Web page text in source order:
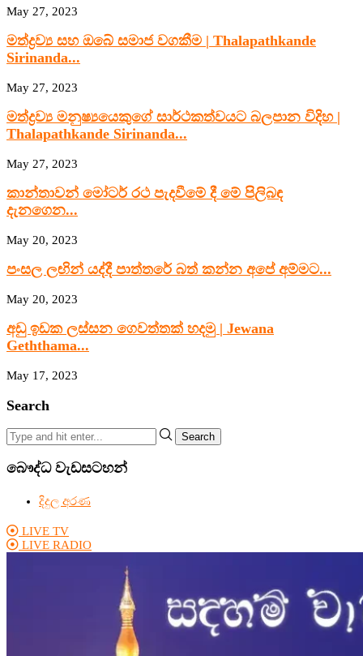
May 27, 2023
මත්ද්‍රව්‍ය සහ ඔබේ සමාජ වගකීම | Thalapathkande
Sirinanda...
May 27, 2023
මත්ද්‍රව්‍ය මනුෂ්‍යයෙකුගේ සාර්ථකත්වයට බලපාන විදිහ |
Thalapathkande Sirinanda...
May 27, 2023
කාන්තාවන් මෝටර් රථ පැදවීමේ දී මේ පිලිබඳ
දැනගෙන...
May 20, 2023
පංසල ලඟින් යද්දී පාත්තරේ බත් කන්න අපේ අම්මට...
May 20, 2023
අඩු ඉඩක ලස්සන ගෙවත්තක් හදමු | Jewana
Geththama...
May 17, 2023
Search
Search
බෞද්ධ වැඩසටහන්
දිදුල අරණ
LIVE TV
LIVE RADIO